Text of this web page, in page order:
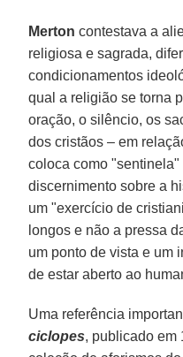
Merton contestava a
religiosa e sagrada,
condicionamentos
qual a religião se torna
oração, o silêncio, os
dos cristãos – em
coloca como
discernimento sobre a
um "exercício de
longos e não a pressa
um ponto de vista e um
de estar aberto ao
Uma referência
ciclopes, publicado em